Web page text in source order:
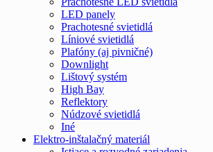
LED panely
Prachotesné svietidlá
Líniové svietidlá
Plafóny (aj pivničné)
Downlight
Lištový systém
High Bay
Reflektory
Núdzové svietidlá
Iné
Elektro-inštalačný materiál